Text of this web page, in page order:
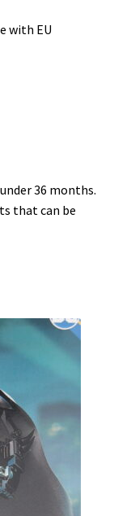
with EU
36 months.
that can be